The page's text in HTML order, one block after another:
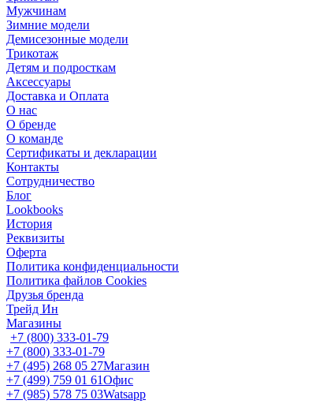
Мужчинам
Зимние модели
Демисезонные модели
Трикотаж
Детям и подросткам
Аксессуары
Доставка и Оплата
О нас
О бренде
О команде
Сертификаты и декларации
Контакты
Сотрудничество
Блог
Lookbooks
История
Реквизиты
Оферта
Политика конфиденциальности
Политика файлов Cookies
Друзья бренда
Трейд Ин
Магазины
+7 (800) 333-01-79
+7 (800) 333-01-79
+7 (495) 268 05 27Магазин
+7 (499) 759 01 61Офис
+7 (985) 578 75 03Watsapp